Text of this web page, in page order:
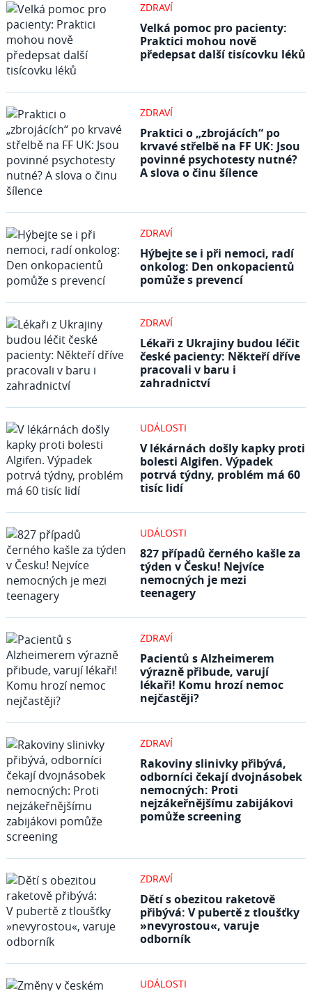
ZDRAVÍ
Velká pomoc pro pacienty:
Praktici mohou nově
předepsat další tisícovku léků
ZDRAVÍ
Praktici o „zbrojácích“ po
krvavé střelbě na FF UK: Jsou
povinné psychotesty nutné?
A slova o činu šílence
ZDRAVÍ
Hýbejte se i při nemoci, radí
onkolog: Den onkopacientů
pomůže s prevencí
ZDRAVÍ
Lékaři z Ukrajiny budou léčit
české pacienty: Někteří dříve
pracovali v baru i
zahradnictví
UDÁLOSTI
V lékárnách došly kapky proti
bolesti Algifen. Výpadek
potrvá týdny, problém má 60
tisíc lidí
UDÁLOSTI
827 případů černého kašle za
týden v Česku! Nejvíce
nemocných je mezi
teenagery
ZDRAVÍ
Pacientů s Alzheimerem
výrazně přibude, varují
lékaři! Komu hrozí nemoc
nejčastěji?
ZDRAVÍ
Rakoviny slinivky přibývá,
odborníci čekají dvojnásobek
nemocných: Proti
nejzákeřnějšímu zabijákovi
pomůže screening
ZDRAVÍ
Dětí s obezitou raketově
přibývá: V pubertě z tloušťky
»nevyrostou«, varuje
odborník
UDÁLOSTI